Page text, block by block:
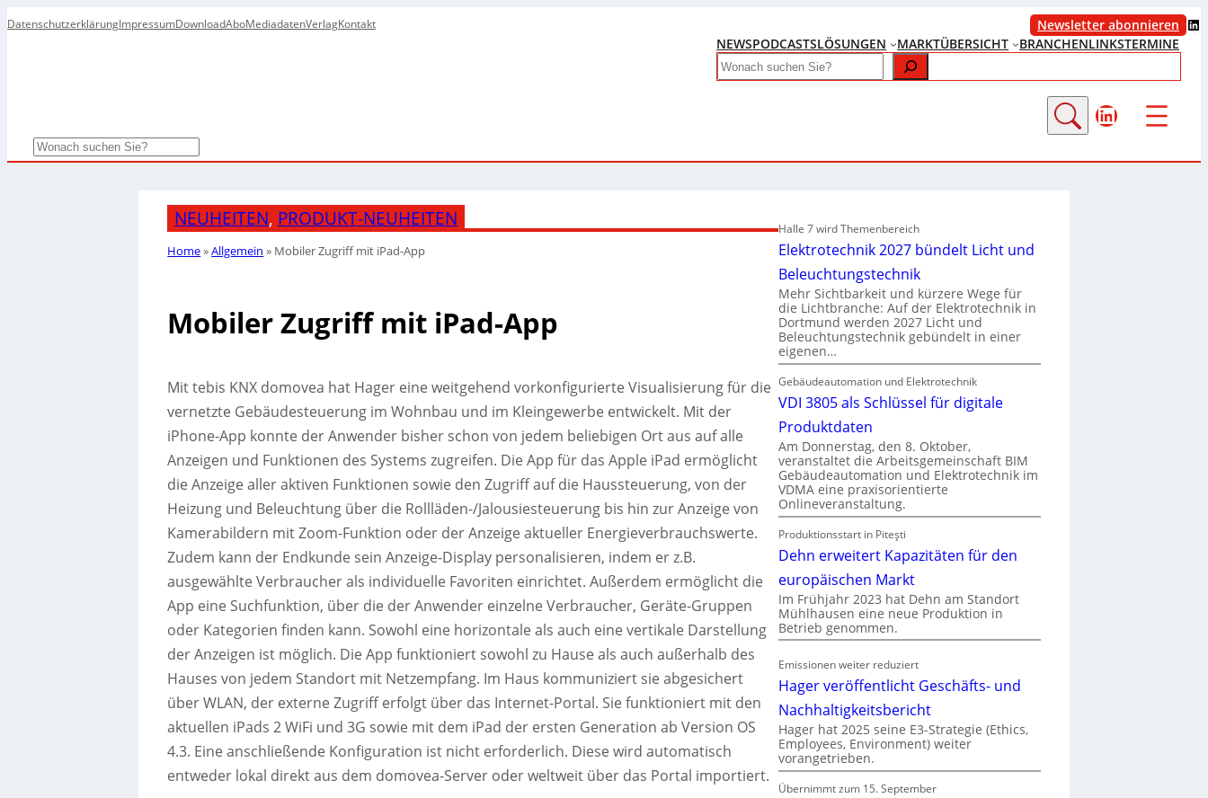
DatenschutzerklärungImpressumDownloadAboMediadatenVerlagKontakt Newsletter abonnieren LinkedIn
NEWSPODCASTSLÖSUNGEN MARKTÜBERSICHT BRANCHENLINKSTERMINE
Search
LinkedIn
Search
NEUHEITEN, PRODUKT-NEUHEITEN
Home»Allgemein » Mobiler Zugriff mit iPad-App
Mobiler Zugriff mit iPad-App
Mit tebis KNX domovea hat Hager eine weitgehend vorkonfigurierte Visualisierung für die
vernetzte Gebäudesteuerung im Wohnbau und im Kleingewerbe entwickelt. Mit der
iPhone-App konnte der Anwender bisher schon von jedem beliebigen Ort aus auf alle
Anzeigen und Funktionen des Systems zugreifen. Die App für das Apple iPad ermöglicht
die Anzeige aller aktiven Funktionen sowie den Zugriff auf die Haussteuerung, von der
Heizung und Beleuchtung über die Rollläden-/Jalousiesteuerung bis hin zur Anzeige von
Kamerabildern mit Zoom-Funktion oder der Anzeige aktueller Energieverbrauchswerte.
Zudem kann der Endkunde sein Anzeige-Display personalisieren, indem er z.B.
ausgewählte Verbraucher als individuelle Favoriten einrichtet. Außerdem ermöglicht die
App eine Suchfunktion, über die der Anwender einzelne Verbraucher, Geräte-Gruppen
oder Kategorien finden kann. Sowohl eine horizontale als auch eine vertikale Darstellung
der Anzeigen ist möglich. Die App funktioniert sowohl zu Hause als auch außerhalb des
Hauses von jedem Standort mit Netzempfang. Im Haus kommuniziert sie abgesichert
über WLAN, der externe Zugriff erfolgt über das Internet-Portal. Sie funktioniert mit den
aktuellen iPads 2 WiFi und 3G sowie mit dem iPad der ersten Generation ab Version OS
4.3. Eine anschließende Konfiguration ist nicht erforderlich. Diese wird automatisch
entweder lokal direkt aus dem domovea-Server oder weltweit über das Portal importiert.
Halle 7 wird Themenbereich
Elektrotechnik 2027 bündelt Licht und
Beleuchtungstechnik
Mehr Sichtbarkeit und kürzere Wege für
die Lichtbranche: Auf der Elektrotechnik in
Dortmund werden 2027 Licht und
Beleuchtungstechnik gebündelt in einer
eigenen…
Gebäudeautomation und Elektrotechnik
VDI 3805 als Schlüssel für digitale
Produktdaten
Am Donnerstag, den 8. Oktober,
veranstaltet die Arbeitsgemeinschaft BIM
Gebäudeautomation und Elektrotechnik im
VDMA eine praxisorientierte
Onlineveranstaltung.
Produktionsstart in Piteşti
Dehn erweitert Kapazitäten für den
europäischen Markt
Im Frühjahr 2023 hat Dehn am Standort
Mühlhausen eine neue Produktion in
Betrieb genommen.
Emissionen weiter reduziert
Hager veröffentlicht Geschäfts- und
Nachhaltigkeitsbericht
Hager hat 2025 seine E3-Strategie (Ethics,
Employees, Environment) weiter
vorangetrieben.
Übernimmt zum 15. September